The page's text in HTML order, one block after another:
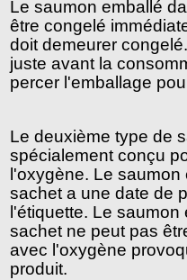
Le saumon emballé
être congelé
doit demeurer
juste avant la
percer l'emballage
Le deuxième type de
spécialement conçu
l'oxygène. Le
sachet a une date de
l'étiquette. Le
sachet ne peut pas
avec l'oxygène
produit.